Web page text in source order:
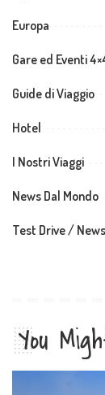
Europa
Gare ed Eventi
Guide di Viaggio
Hotel
I Nostri Viaggi
News Dal Mondo
Test Drive / News
You